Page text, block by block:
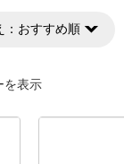
おすすめ順
を表示